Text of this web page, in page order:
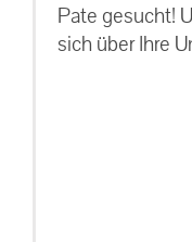
Pate gesucht!
sich über Ihre